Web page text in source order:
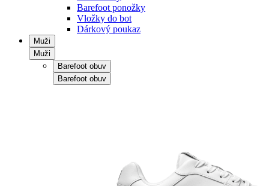
Barefoot ponožky
Vložky do bot
Dárkový poukaz
Muži
Muži
Barefoot obuv
Barefoot obuv